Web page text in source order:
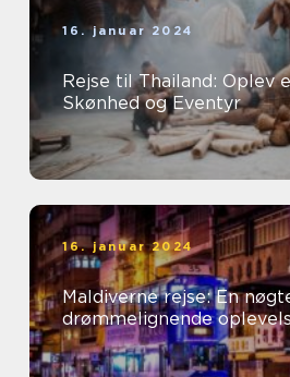
16. januar 2024
Rejse til Thailand: Oplev
Skønhed og Eventyr
16. januar 2024
Maldiverne rejse: En
drømmelignende